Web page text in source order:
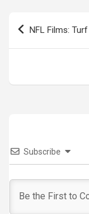
NFL Films:
Subscribe